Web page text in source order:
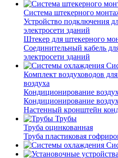
Система штекерного
Устройство подключения
электросети зданий
Штекер для штекерного
Соединительный кабель
электросети зданий
Комплект воздуховодов
воздуха
Кондиционирование
Кондиционирование
Настенный кронштейн
Трубы
Труба оцинкованная
Труба пластиковая